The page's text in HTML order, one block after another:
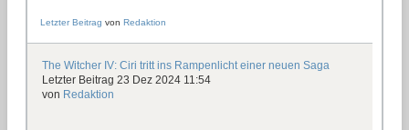
Letzter Beitrag vonRedaktion
The Witcher IV: Ciri tritt ins Rampenlicht einer neuen Saga
Letzter Beitrag 23 Dez 2024 11:54
von Redaktion